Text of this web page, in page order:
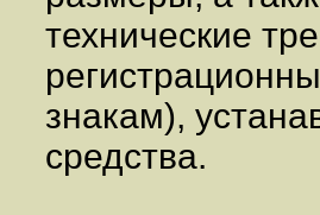
технические
знакам),
средства.